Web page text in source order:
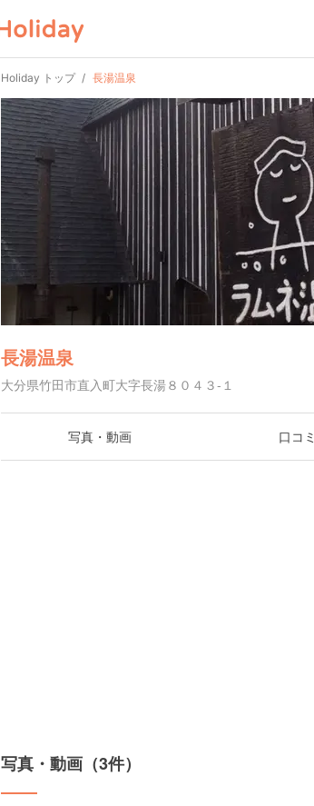
Holiday トップ 長湯温泉
長湯温泉
大分県竹田市直入町大字長湯８０４３-１
写真・動画 口コミ
写真・動画（3件）